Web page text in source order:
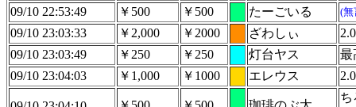
09/10 22:53:49
￥500 ￥500 たーごいる (無
09/10 23:03:33 ￥2,000 ￥2000 ざわしぃ
09/10 23:03:49
￥250 ￥250 灯台ヤス
最
09/10 23:04:03
￥1,000 ￥1000 エレウス
ち